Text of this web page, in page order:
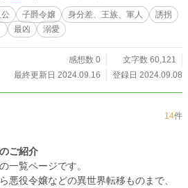
子爵令嬢 身分差、王族、軍人
誘拐
最凶 溺愛
感想数 0
文字数 60,121
最終更新日 2024.09.16
登録日 2024.09.08
14件
ご紹介
一覧ページです。
悪役令嬢などの異世界転移ものまで、